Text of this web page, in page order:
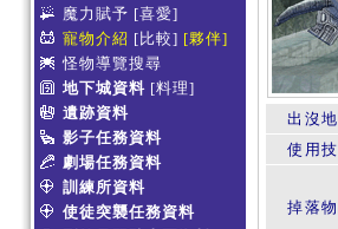
魔力賦予 [喜愛]
寵物介紹 [比較] [夥伴]
怪物導覽搜尋
地下城資料 [料理]
遺跡資料
影子任務資料
劇場任務資料
訓練所資料
使徒突襲任務資料
出沒
使用
掉落